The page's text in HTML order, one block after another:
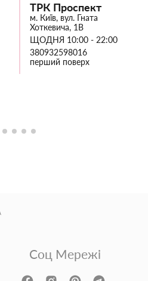
ТРК Проспект
м. Київ, вул. Гната
Хоткевича, 1В
ЩОДНЯ 10:00 - 22:00
380932598016
перший поверх
Соц Мережі